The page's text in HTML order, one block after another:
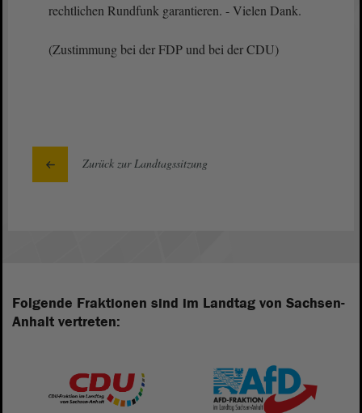
rechtlichen Rundfunk garantieren. - Vielen Dank.
(Zustimmung bei der FDP und bei der CDU)
Zurück zur Landtagssitzung
Folgende Fraktionen sind im Landtag von Sachsen-
Anhalt vertreten: